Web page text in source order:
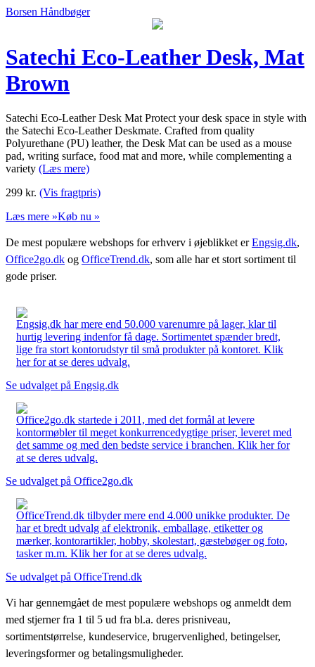
Borsen Håndbøger
Satechi Eco-Leather Desk, Mat
Brown
Satechi Eco-Leather Desk Mat Protect your desk space in style with
the Satechi Eco-Leather Deskmate. Crafted from quality
Polyurethane (PU) leather, the Desk Mat can be used as a mouse
pad, writing surface, food mat and more, while complementing a
variety (Læs mere)
299 kr. (Vis fragtpris)
Læs mere »Køb nu »
De mest populære webshops for erhverv i øjeblikket erEngsig.dk,
Office2go.dk og OfficeTrend.dk, som alle har et stort sortiment til
gode priser.
Engsig.dk har mere end 50.000 varenumre på lager, klar til
hurtig levering indenfor få dage. Sortimentet spænder bredt,
lige fra stort kontorudstyr til små produkter på kontoret. Klik
her for at se deres udvalg.
Se udvalget på Engsig.dk
Office2go.dk startede i 2011, med det formål at levere
kontormøbler til meget konkurrencedygtige priser, leveret med
det samme og med den bedste service i branchen. Klik her for
at se deres udvalg.
Se udvalget på Office2go.dk
OfficeTrend.dk tilbyder mere end 4.000 unikke produkter. De
har et bredt udvalg af elektronik, emballage, etiketter og
mærker, kontorartikler, hobby, skolestart, gæstebøger og foto,
tasker m.m. Klik her for at se deres udvalg.
Se udvalget på OfficeTrend.dk
Vi har gennemgået de mest populære webshops og anmeldt dem
med stjerner fra 1 til 5 ud fra bl.a. deres prisniveau,
sortimentstørrelse, kundeservice, brugervenlighed, betingelser,
leveringsformer og betalingsmuligheder.